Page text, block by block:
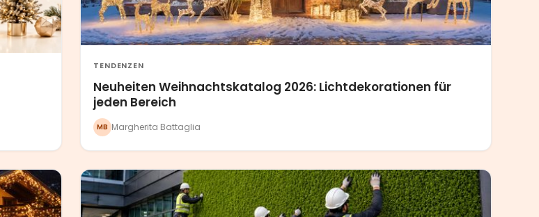
TENDENZEN
Neuheiten Weihnachtskatalog 2026: Lichtdekorationen für
jeden Bereich
MB Margherita Battaglia